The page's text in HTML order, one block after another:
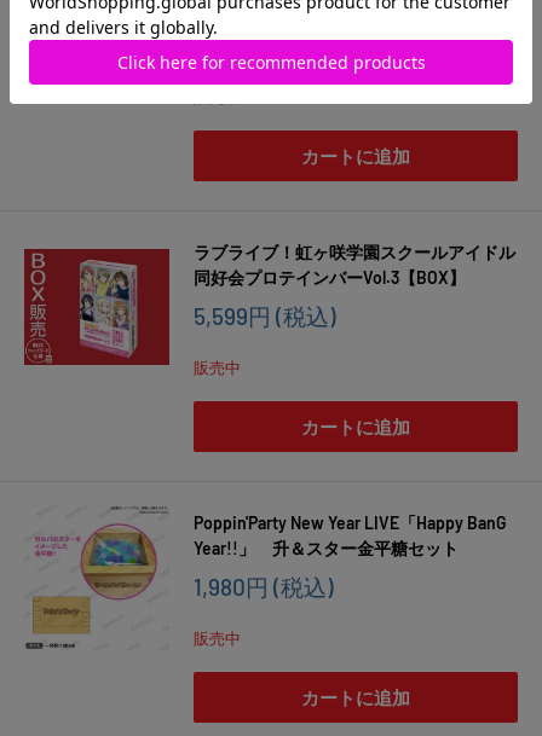
販
売
価
格
700円(税込)
ネコポス対象
カートに追加
ラブライブ！虹ヶ咲学園スクールアイドル
同好会プロテインバーVol.3【BOX】
販
価
格
5,599円 (税込)
販売中
カートに追加
Poppin'Party New Year LIVE「Happy BanG
Year!!」 升＆スター金平糖セット
販
価
格
1,980円 (税込)
販売中
カートに追加